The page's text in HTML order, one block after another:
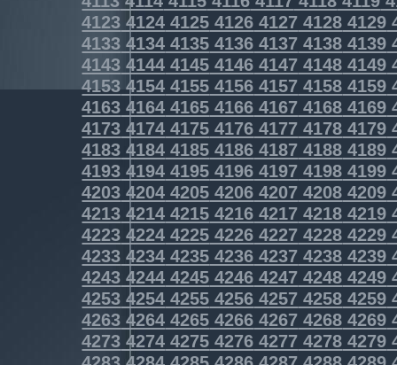
4123 4124 4125 4126 4127 4128 4129
4133 4134 4135 4136 4137 4138 4139
4143 4144 4145 4146 4147 4148 4149
4153 4154 4155 4156 4157 4158 4159
4163 4164 4165 4166 4167 4168 4169
4173 4174 4175 4176 4177 4178 4179
4183 4184 4185 4186 4187 4188 4189
4193 4194 4195 4196 4197 4198 4199
4203 4204 4205 4206 4207 4208 4209
4213 4214 4215 4216 4217 4218 4219
4223 4224 4225 4226 4227 4228 4229
4233 4234 4235 4236 4237 4238 4239
4243 4244 4245 4246 4247 4248 4249
4253 4254 4255 4256 4257 4258 4259
4263 4264 4265 4266 4267 4268 4269
4273 4274 4275 4276 4277 4278 4279